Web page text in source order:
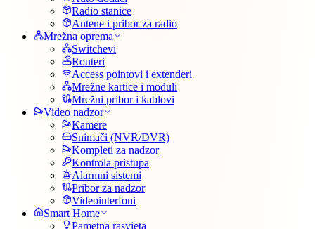
Radio stanice
Antene i pribor za radio
Mrežna oprema
Switchevi
Routeri
Access pointovi i extenderi
Mrežne kartice i moduli
Mrežni pribor i kablovi
Video nadzor
Kamere
Snimači (NVR/DVR)
Kompleti za nadzor
Kontrola pristupa
Alarmni sistemi
Pribor za nadzor
Videointerfoni
Smart Home
Pametna rasvjeta